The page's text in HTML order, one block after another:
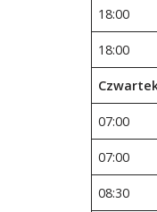
18:00
18:00
07:00
07:00
08:30